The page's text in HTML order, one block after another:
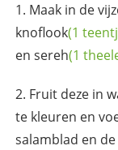
Maak in de
knoflook(1
en sereh(1
Fruit deze in
te kleuren en
salamblad en de